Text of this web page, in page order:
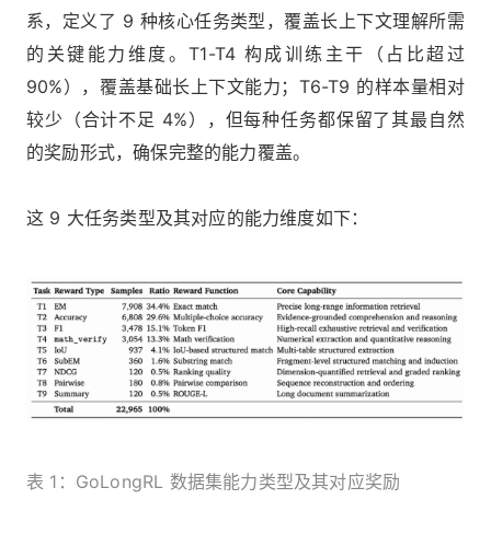
系，定义了 9 种核心任务类型，覆盖长上下文理解所需
的关键能力维度。T1-T4 构成训练主干（占比超过
90%），覆盖基础长上下文能力；T6-T9 的样本量相对
较少（合计不足 4%），但每种任务都保留了其最自然
的奖励形式，确保完整的能力覆盖。
这 9 大任务类型及其对应的能力维度如下：
表 1：GoLongRL 数据集能力类型及其对应奖励